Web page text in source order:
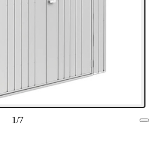
1/7